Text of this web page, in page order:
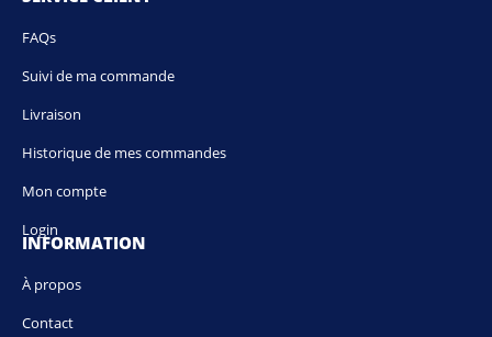
FAQs
Suivi de ma commande
Livraison
Historique de mes commandes
Mon compte
Login
INFORMATION
À propos
Contact